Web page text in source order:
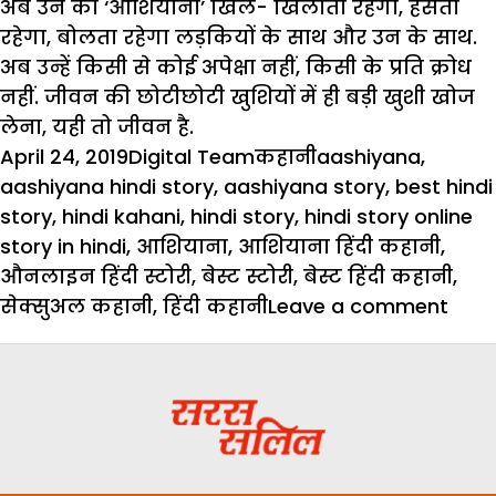
अब उन का ‘आशियाना’ खिल- खिलाता रहेगा, हंसता
रहेगा, बोलता रहेगा लड़कियों के साथ और उन के साथ.
अब उन्हें किसी से कोई अपेक्षा नहीं, किसी के प्रति क्रोध
नहीं. जीवन की छोटीछोटी खुशियों में ही बड़ी खुशी खोज
लेना, यही तो जीवन है.
Posted
on
April 24, 2019Author
Digital TeamCategories
कहानीTags
aashiyana,
aashiyana hindi story, aashiyana story, best hindi
story, hindi kahani, hindi story, hindi story online
story in hindi, आशियाना, आशियाना हिंदी कहानी,
औनलाइन हिंदी स्टोरी, बेस्ट स्टोरी, बेस्ट हिंदी कहानी,
सेक्सुअल कहानी, हिंदी कहानीLeave a comment